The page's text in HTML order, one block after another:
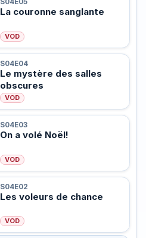
S04E05
La couronne sanglante
VOD
S04E04
Le mystère des salles
obscures
VOD
S04E03
On a volé Noël!
VOD
S04E02
Les voleurs de chance
VOD